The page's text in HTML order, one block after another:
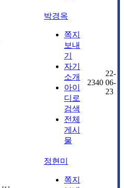
박경옥
쪽지
보내
기
자기
소개
아이
디로
검색
전체
게시
물
2340
22-
06-
23
정현미
쪽지